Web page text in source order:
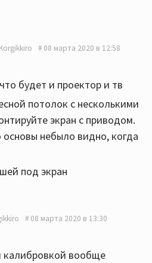
08 марта 2020 в 12:58
будет и проектор и тв
потолок с несколькими
экран с приводом.
основы небыло видно, когда
под экран
08 марта 2020 в 13:30
калибровкой вообще